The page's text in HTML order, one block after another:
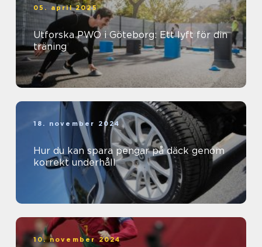
05. april 2025
Utforska PWO i Göteborg: Ett lyft för din
träning
18. november 2024
Hur du kan spara pengar på däck genom
korrekt underhåll
10. november 2024